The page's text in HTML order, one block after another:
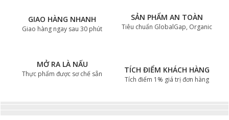
GIAO HÀNG NHANH
Giao hàng ngay sau 30 phút
SẢN PHẨM AN TOÀN
Tiêu chuẩn GlobalGap, Organic
MỞ RA LÀ NẤU
Thực phẩm được sơ chế sẵn TÍCH ĐIỂM KHÁCH HÀNG
Tích điểm 1% giá trị đơn hàng